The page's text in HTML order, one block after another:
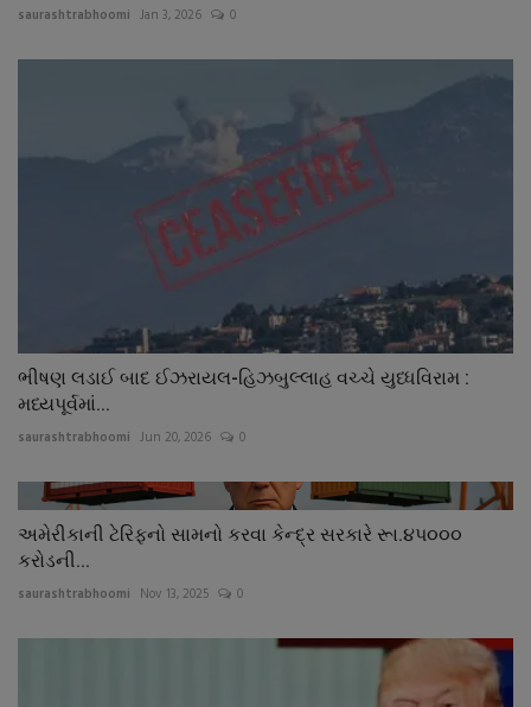
saurashtrabhoomi Jan 3, 2026 0
ભીષણ લડાઈ બાદ ઈઝરાયલ-હિઝબુલ્લાહ વચ્ચે યુધ્ધવિરામ :
મધ્યપૂર્વમાં...
saurashtrabhoomi Jun 20, 2026 0
અમેરીકાની ટેરિફનો સામનો કરવા કેન્દ્ર સરકારે રૂા.૪પ૦૦૦
કરોડની...
saurashtrabhoomi Nov 13, 2025 0